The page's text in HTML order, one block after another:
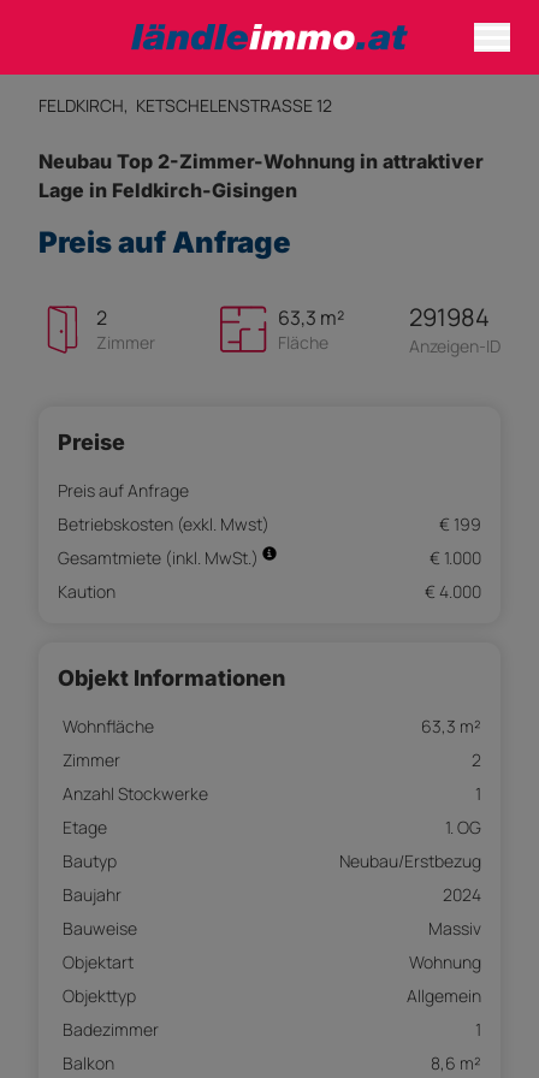
FELDKIRCH, KETSCHELENSTRASSE 12
Neubau Top 2-Zimmer-Wohnung in attraktiver
Lage in Feldkirch-Gisingen
Preis auf Anfrage
2
Zimmer
63,3 m²
Fläche
291984
Anzeigen-ID
Preise
Preis auf Anfrage
Betriebskosten (exkl. Mwst)
€ 199
Gesamtmiete (inkl. MwSt.)
€ 1.000
Kaution
€ 4.000
Objekt Informationen
Wohnfläche
63,3 m²
Zimmer
2
Anzahl Stockwerke
1
Etage
1. OG
Bautyp
Neubau/Erstbezug
Baujahr
2024
Bauweise
Massiv
Objektart
Wohnung
Objekttyp
Allgemein
Badezimmer
1
Balkon
8,6 m²